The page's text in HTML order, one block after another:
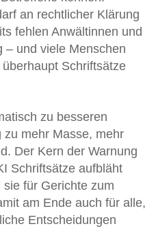
an rechtlicher Klärung
fehlen Anwältinnen und
– und viele Menschen
Schriftsätze
zu besseren
zu mehr Masse, mehr
Der Kern der Warnung
Schriftsätze aufbläht
für Gerichte zum
am Ende auch für alle,
Entscheidungen